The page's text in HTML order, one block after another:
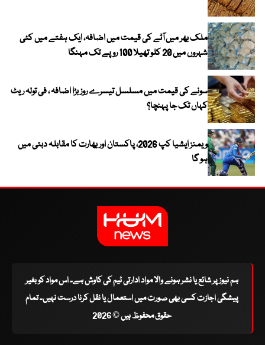
ملک بھر میں آٹے کی قیمت میں اضافہ، ایک ہفتے میں کئی
شہروں میں 20 کلو تھیلا 100 روپے تک مہنگا
سونے کی قیمت میں مسلسل تیسرے روز بڑا اضافہ ، فی تولہ ریٹ
کہاں تک جا پہنچا؟
ویمنز ایشیا کپ 2026، پاکستان اور بھارت کا مقابلہ دبئی میں
ہو گا
ہم نیوز پر شائع یا نشر ہونے والا مواد ادارتی ٹیم کی کاوش ہے۔ اس مواد کو بغیر
پیشگی اجازت کسی بھی صورت میں استعمال یا نقل کرنا درست نہیں۔ تمام
حقوق محفوظ ہیں © 2026